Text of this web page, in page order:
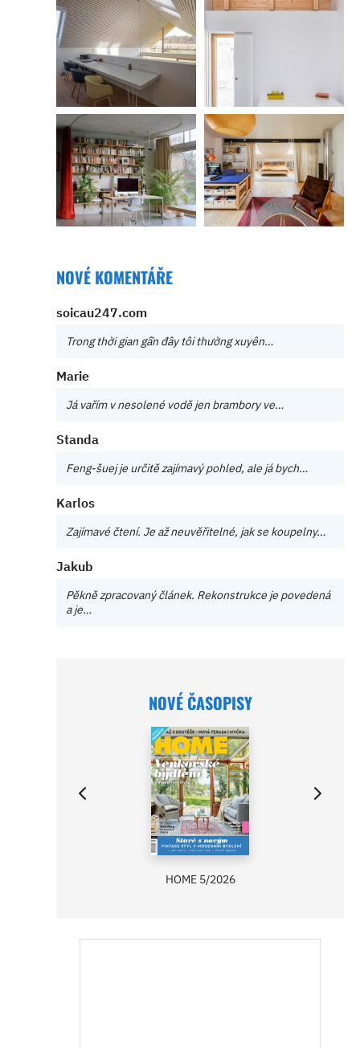
NOVÉ KOMENTÁŘE
soicau247.com
Trong thời gian gần đây tôi thường xuyên…
Marie
Já vařím v nesolené vodě jen brambory ve…
Standa
Feng-šuej je určitě zajímavý pohled, ale já bych…
Karlos
Zajímavé čtení. Je až neuvěřitelné, jak se koupelny…
Jakub
Pěkně zpracovaný článek. Rekonstrukce je povedená
a je…
NOVÉ ČASOPISY
HOME 5/2026